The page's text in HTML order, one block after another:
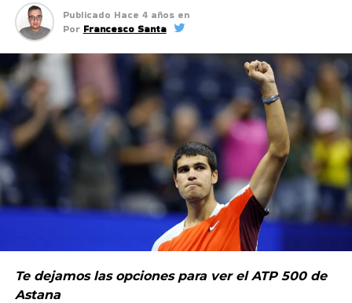
Publicado Hace 4 años en
Por Francesco Santa
Te dejamos las opciones para ver el ATP 500 de
Astana